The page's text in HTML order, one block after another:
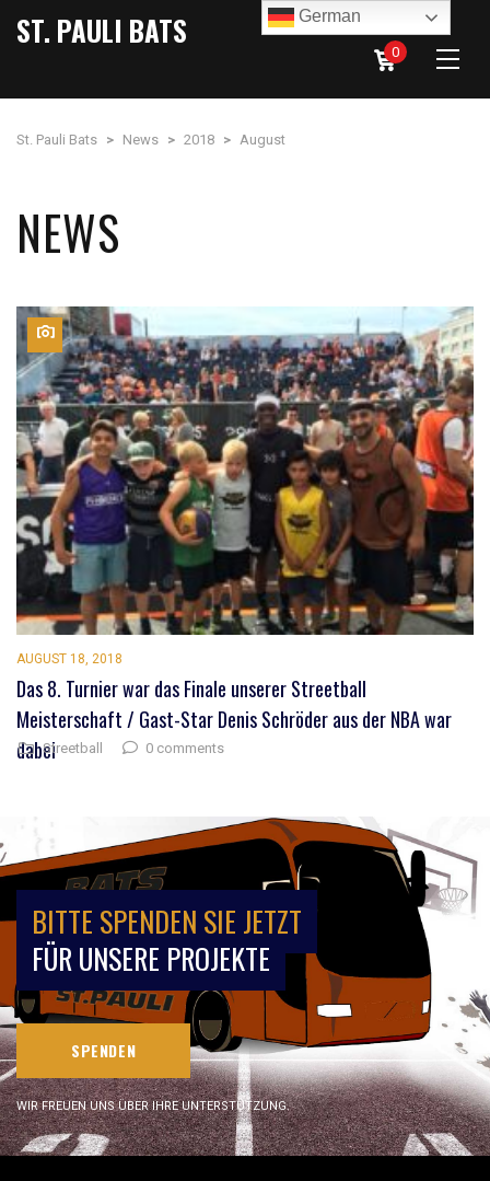
ST. PAULI BATS
0
St. Pauli Bats > News > 2018 > August
NEWS
AUGUST 18, 2018
Das 8. Turnier war das Finale unserer Streetball
Meisterschaft / Gast-Star Denis Schröder aus der NBA war
dabeiStreetball 0 comments
BITTE SPENDEN SIE JETZT
FÜR UNSERE PROJEKTE
SPENDEN
WIR FREUEN UNS ÜBER IHRE UNTERSTÜTZUNG.
German